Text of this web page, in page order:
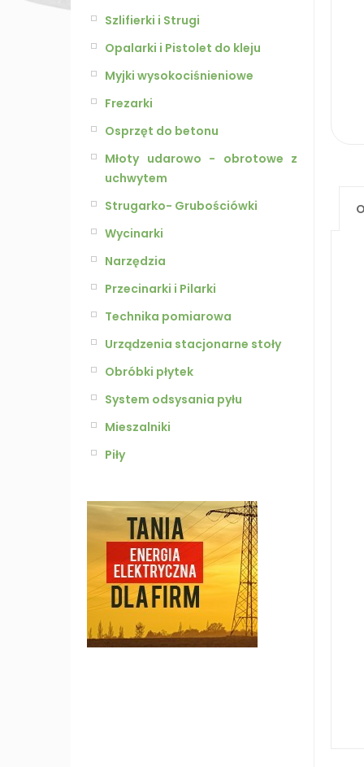
Szlifierki i Strugi
Opalarki i Pistolet do kleju
Myjki wysokociśnieniowe
Frezarki
Osprzęt do betonu
Młoty udarowo - obrotowe z
uchwytem
Strugarko- Grubościówki
Wycinarki
Narzędzia
Przecinarki i Pilarki
Technika pomiarowa
Urządzenia stacjonarne stoły
Obróbki płytek
System odsysania pyłu
Mieszalniki
Piły